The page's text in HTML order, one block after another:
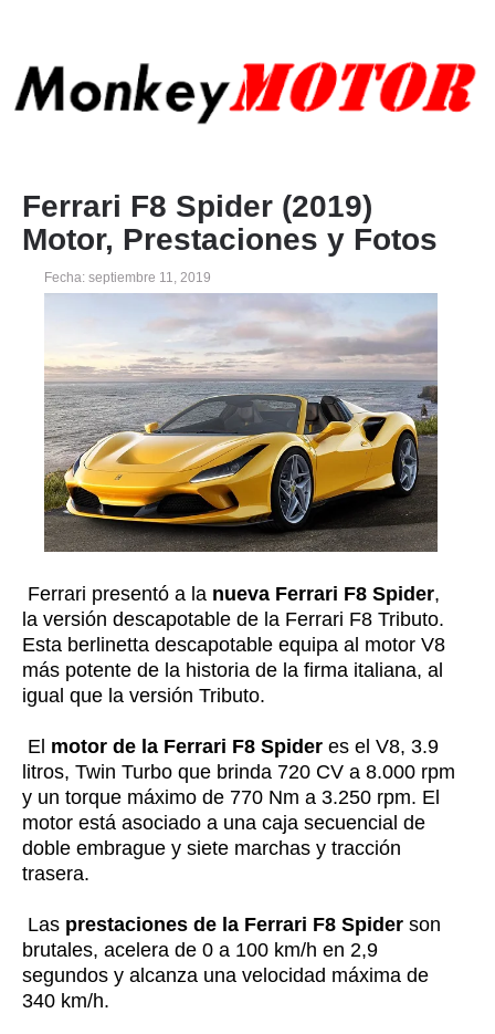
Ferrari F8 Spider (2019)
Motor, Prestaciones y Fotos
Fecha: septiembre 11, 2019
Ferrari presentó a la nueva Ferrari F8 Spider,
la versión descapotable de la Ferrari F8 Tributo.
Esta berlinetta descapotable equipa al motor V8
más potente de la historia de la firma italiana, al
igual que la versión Tributo.
El motor de la Ferrari F8 Spider es el V8, 3.9
litros, Twin Turbo que brinda 720 CV a 8.000 rpm
y un torque máximo de 770 Nm a 3.250 rpm. El
motor está asociado a una caja secuencial de
doble embrague y siete marchas y tracción
trasera.
Las prestaciones de la Ferrari F8 Spider son
brutales, acelera de 0 a 100 km/h en 2,9
segundos y alcanza una velocidad máxima de
340 km/h.